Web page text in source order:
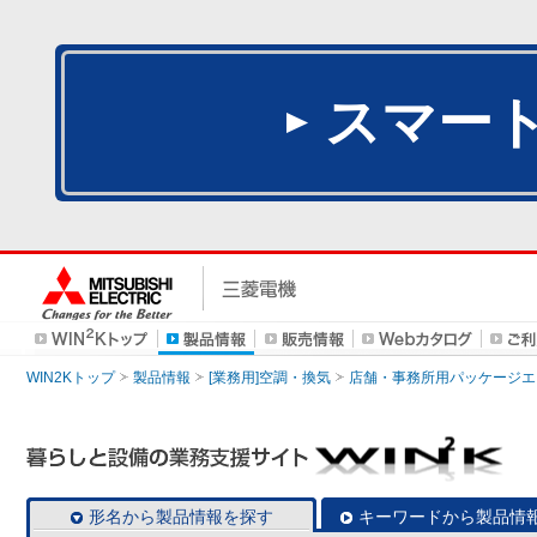
スマー
WIN2Kトップ 製品情報 [業務用]空調・換気 店舗・事務所用パッケージ
形名から製品情報を探す キーワードから製品情